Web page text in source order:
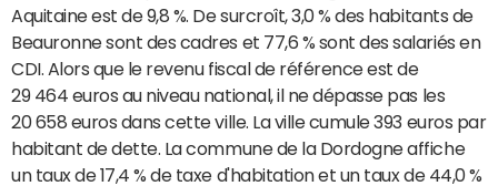
Aquitaine est de 9,8 %. De surcroît, 3,0 % des habitants de
Beauronne sont des cadres et 77,6 % sont des salariés en
CDI. Alors que le revenu fiscal de référence est de
29 464 euros au niveau national, il ne dépasse pas les
20 658 euros dans cette ville. La ville cumule 393 euros par
habitant de dette. La commune de la Dordogne affiche
un taux de 17,4 % de taxe d'habitation et un taux de 44,0 %